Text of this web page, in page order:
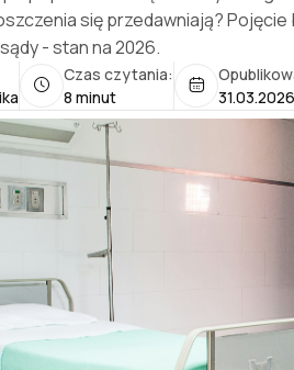
się przedawniają?
- stan na 2026.
Czas czytania:
8 minut
31.03.2026